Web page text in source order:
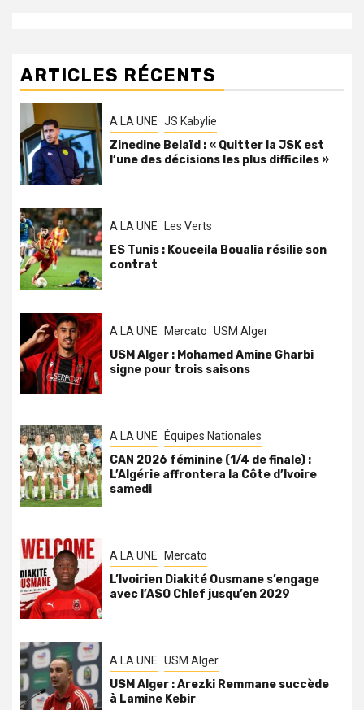
ARTICLES RÉCENTS
A LA UNE JS Kabylie
Zinedine Belaïd : « Quitter la JSK est
l’une des décisions les plus difficiles »
A LA UNE Les Verts
ES Tunis : Kouceila Boualia résilie son
contrat
A LA UNE Mercato USM Alger
USM Alger : Mohamed Amine Gharbi
signe pour trois saisons
A LA UNE Équipes Nationales
CAN 2026 féminine (1/4 de finale) :
L’Algérie affrontera la Côte d’Ivoire
samedi
A LA UNE Mercato
L’Ivoirien Diakité Ousmane s’engage
avec l’ASO Chlef jusqu’en 2029
A LA UNE USM Alger
USM Alger : Arezki Remmane succède
à Lamine Kebir